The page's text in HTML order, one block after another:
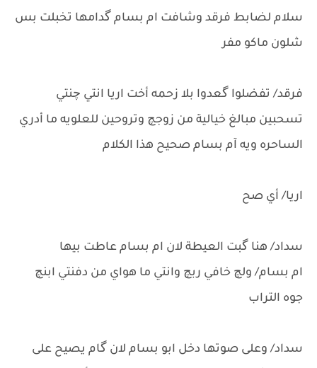
سلام لضابط فرقد وشافت ام بسام گدامها تخبلت بس
شلون ماكو مفر
فرقد/ تفضلوا گعدوا بلا زحمه أخت اريا انتي چنتي
تسحبين مبالغ خيالية من زوجچ وتروحين للعلويه ما أدري
الساحره ويه آم بسام صحيح هذا الكلام
اريا/ أي صح
سداد/ هنا گبت العيطة لان ام بسام عاطت بيها
ام بسام/ ولچ خافي ربچ وانتي ما هواي من دفنتي ابنچ
جوه التراب
سداد/ وعلى صوتها دخل ابو بسام لان گام يصيح على